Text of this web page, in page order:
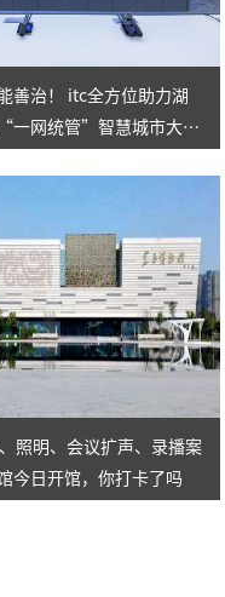
治！ itc全方位助力湖
一网统管”智慧城市大脑
照明、会议扩声、录播案
今日开馆，你打卡了吗